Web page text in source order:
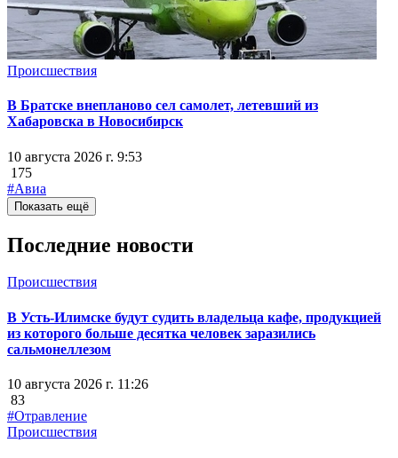
Происшествия
В Братске внепланово сел самолет, летевший из
Хабаровска в Новосибирск
10 августа 2026 г. 9:53
175
#Авиа
Показать ещё
Последние новости
Происшествия
В Усть-Илимске будут судить владельца кафе, продукцией
из которого больше десятка человек заразились
сальмонеллезом
10 августа 2026 г. 11:26
83
#Отравление
Происшествия